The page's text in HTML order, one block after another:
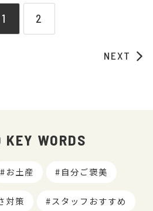
1 2
NEXT
KEY WORDS
お土産 自分ご褒美
対策 スタッフおすすめ